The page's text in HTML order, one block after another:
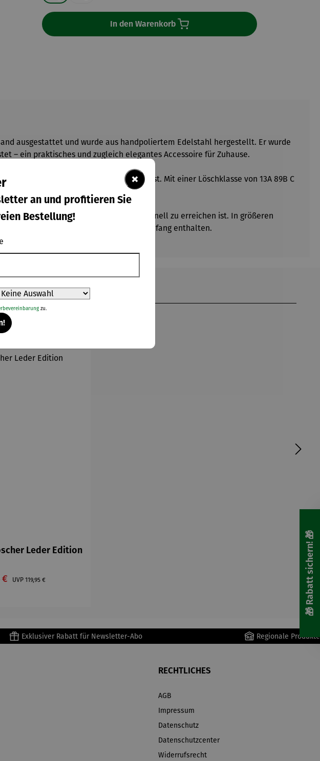
In den Warenkorb
ausgestattet und wurde aus handpoliertem Edelstahl hergestellt. Er wurde
– ein praktisches und zugleich elegantes Accessoire für Zuhause.
im Haushalt, wo er immer griffbereit ist. Mit einer Löschklasse von 13A 89B C
zu platzieren, sodass er im Notfall schnell zu erreichen ist. In größeren
ein Schlauch sind bereits im Lieferumfang enthalten.
Leder Edition
€ UVP Regulärer Preis:
119,95 €
Exklusiver Rabatt für Newsletter-Abo Regionale Produkte
RECHTLICHES
AGB
Impressum
Datenschutz
Datenschutzcenter
Widerrufsrecht
🎁 Rabatt sichern! 🎁
×
an und profitieren Sie
Bestellung!
zu.